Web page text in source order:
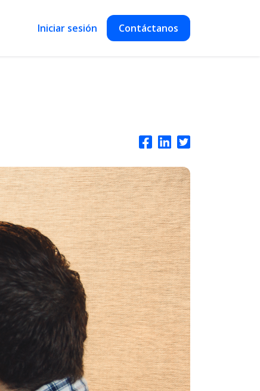
Iniciar sesión Contáctanos